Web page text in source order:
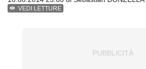
VEDI LETTURE